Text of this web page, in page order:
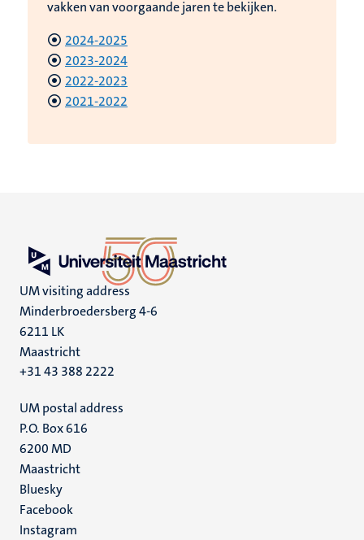
vakken van voorgaande jaren te bekijken.
2024-2025
2023-2024
2022-2023
2021-2022
UM visiting address
Minderbroedersberg 4-6
6211 LK
Maastricht
+31 43 388 2222
UM postal address
P.O. Box 616
6200 MD
Maastricht
Social
media
Bluesky
Facebook
Instagram